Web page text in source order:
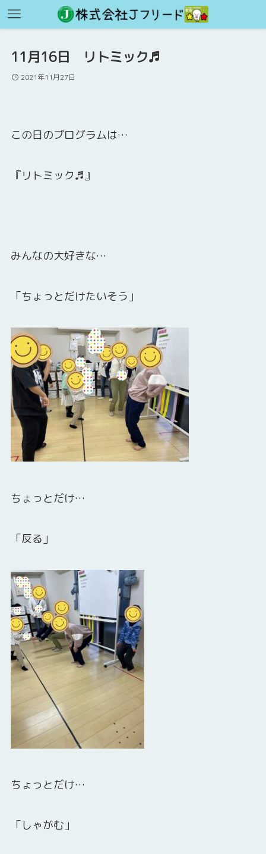
11月16日 リトミック♬
2021年11月27日
この日のプログラムは…
『リトミック♬』
みんなの大好きな…
「ちょっとだけたいそう」
ちょっとだけ…
「反る」
ちょっとだけ…
「しゃがむ」